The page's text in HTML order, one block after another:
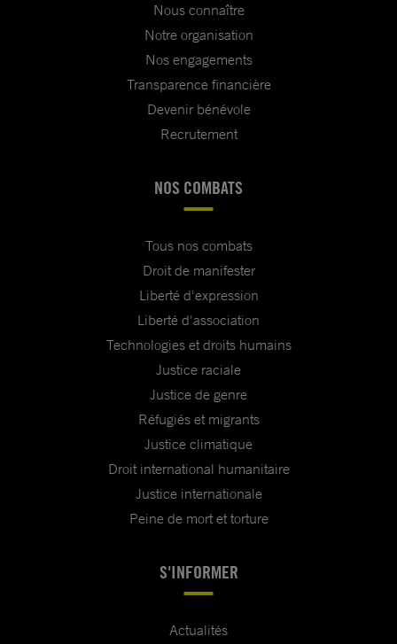
Nous connaître
Notre organisation
Nos engagements
Transparence financière
Devenir bénévole
Recrutement
NOS COMBATS
Tous nos combats
Droit de manifester
Liberté d'expression
Liberté d'association
Technologies et droits humains
Justice raciale
Justice de genre
Réfugiés et migrants
Justice climatique
Droit international humanitaire
Justice internationale
Peine de mort et torture
S'INFORMER
Actualités